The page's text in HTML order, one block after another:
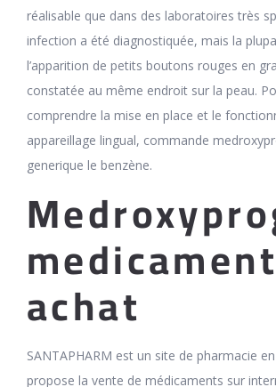
réalisable que dans des laboratoires très
infection a été diagnostiquée, mais la
l’apparition de petits boutons rouges en
constatée au même endroit sur la peau.
comprendre la mise en place et le
appareillage lingual, commande
generique le benzène.
achat
SANTAPHARM est un site de pharmacie
propose la vente de médicaments sur